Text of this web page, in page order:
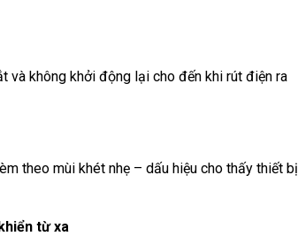
và không khởi động lại cho đến khi rút điện ra
theo mùi khét nhẹ – dấu hiệu cho thấy thiết bị
từ xa